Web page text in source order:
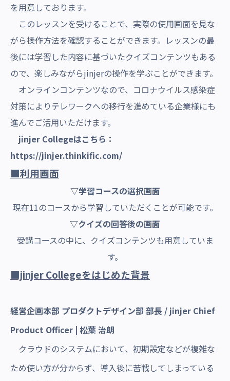
を用意しております。
このレッスンを受けることで、実際の使用画面を見な
がら操作方法を確認することができます。レッスンの最
後には学習した内容に基づいたクイズコンテンツもある
ので、楽しみながらjinjerの操作を学ぶことができます。
オンラインコンテンツなので、コロナウイルス感染症
対策によりテレワークへの移行を進めている企業様にも
進んでご活用いただけます。
jinjer Collegeはこちら：
https://jinjer.thinkific.com/
■利用画面
▽学習コースの選択画面
現在11のコースから学習していただくことが可能です。
▽クイズの回答後の画面
受講コースの中に、クイズコンテンツも用意していま
す。
■jinjer Collegeをはじめた背景
経営企画本部 プロダクトデザイン部 部長 / jinjer Chief
Product Officer | 松葉 治朗
クラウドのシステムにおいて、初期設定などが複雑な
ため使い方が分からず、導入後に苦戦してしまっている